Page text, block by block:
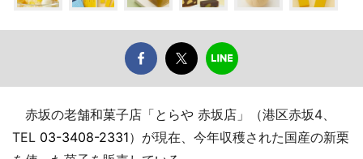
赤坂の老舗和菓子店「とらや 赤坂店」（港区赤坂4、
TEL 03-3408-2331）が現在、今年収穫された国産の新栗